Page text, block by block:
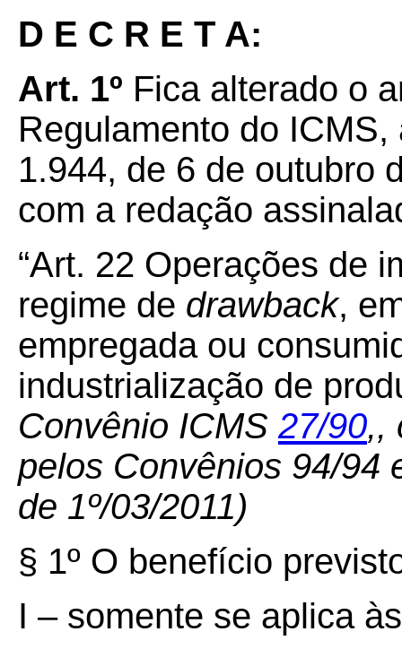
D E C R E T A:
Art. 1º Fica alterado o
Regulamento do
1.944, de 6 de outubro
com a redação
“Art. 22 Operações de
regime de drawback,
empregada ou
industrialização de
Convênio ICMS 27/90,,
pelos Convênios 94/94
de 1º/03/2011)
§ 1º O benefício
I – somente se aplica